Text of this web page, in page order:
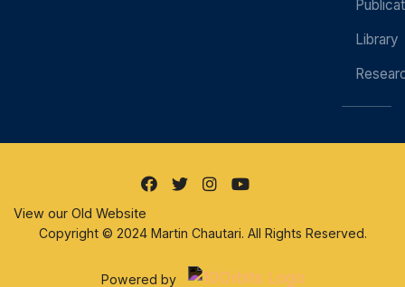
Library
View our Old Website
Copyright © 2024 Martin Chautari. All Rights Reserved.
Powered by